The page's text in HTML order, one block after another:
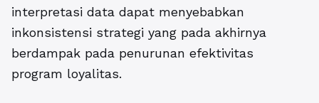
interpretasi data dapat menyebabkan
inkonsistensi strategi yang pada akhirnya
berdampak pada penurunan efektivitas
program loyalitas.